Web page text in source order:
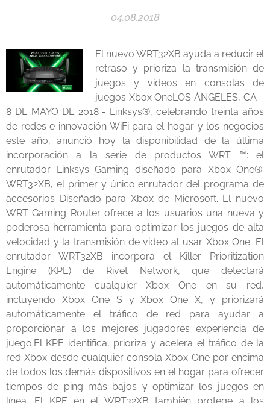
04.08.2018
El nuevo WRT32XB ayuda a reducir el
retraso y prioriza la transmisión de
juegos y videos en consolas de
juegos Xbox OneLOS ÁNGELES, CA -
8 DE MAYO DE 2018 - Linksys®, celebrando treinta años
de redes e innovación WiFi para el hogar y los negocios
este año, anunció hoy la disponibilidad de la última
incorporación a la serie de productos WRT ™: el
enrutador Linksys Gaming diseñado para Xbox One®:
WRT32XB, el primer y único enrutador del programa de
accesorios Diseñado para Xbox de Microsoft. El nuevo
WRT Gaming Router ofrece a los usuarios una nueva y
poderosa herramienta para optimizar los juegos de alta
velocidad y la transmisión de video al usar Xbox One. El
enrutador WRT32XB incorpora el Killer Prioritization
Engine (KPE) de Rivet Network, que detectará
automáticamente cualquier Xbox One en su red,
incluyendo Xbox One S y Xbox One X, y priorizará
automáticamente el tráfico de red para ayudar a
proporcionar a los mejores jugadores experiencia de
juego.El KPE identifica, prioriza y acelera el tráfico de la
red Xbox desde cualquier consola Xbox One por encima
de todos los demás dispositivos en el hogar para ofrecer
tiempos de ping más bajos y optimizar los juegos en